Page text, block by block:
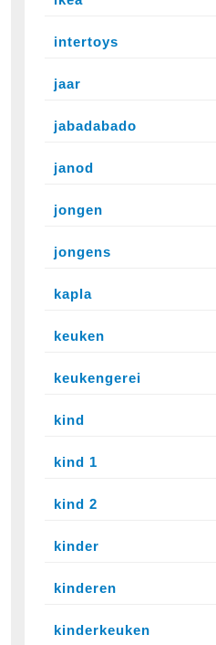
intertoys
jaar
jabadabado
janod
jongen
jongens
kapla
keuken
keukengerei
kind
kind 1
kind 2
kinder
kinderen
kinderkeuken